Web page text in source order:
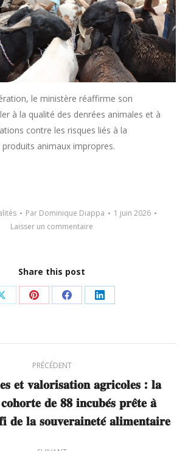
le ministère réaffirme son
à la qualité des denrées animales et à
contre les risques liés à la
animaux impropres.
Par Dominique Diappa
1 juin 2026
Laisser un commentaire
Share this post
Partager
X
Partager
Pinterest
Partager
Facebook
Partager
LinkedIn
PRÉCÉDENT
Article
précédent
𝐞𝐭 𝐯𝐚𝐥𝐨𝐫𝐢𝐬𝐚𝐭𝐢𝐨𝐧 𝐚𝐠𝐫𝐢𝐜𝐨𝐥𝐞𝐬 : 𝐥𝐚
𝐝𝐞 𝟖𝟖 𝐢𝐧𝐜𝐮𝐛𝐞́𝐬 𝐩𝐫𝐞̂𝐭𝐞 𝐚̀
𝐝𝐞 𝐥𝐚 𝐬𝐨𝐮𝐯𝐞𝐫𝐚𝐢𝐧𝐞𝐭𝐞́ 𝐚𝐥𝐢𝐦𝐞𝐧𝐭𝐚𝐢𝐫𝐞